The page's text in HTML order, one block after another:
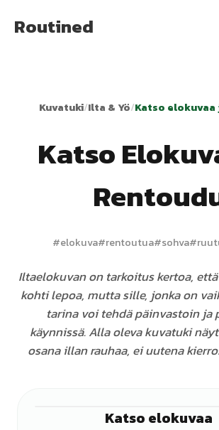
Routined
Kuvatuki/Ilta & Yö/Katso
Katso
#elokuva#rentoutua#sohva#
Iltaelokuvan on tarkoitus kertoa,
kohti lepoa, mutta sille, jonka on
tarina voi tehdä päinvastoin ja
käynnissä. Alla oleva kuvatuki
osana illan rauhaa, ei uutena
Katso elokuvaa